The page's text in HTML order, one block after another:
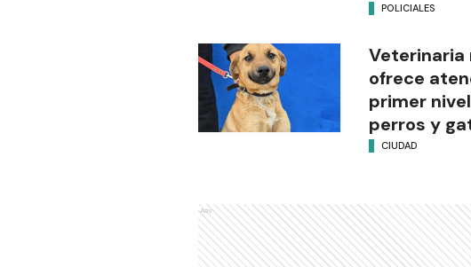
POLICIALES
Veterinaria
ofrece
primer
perros y
CIUDAD
Ads